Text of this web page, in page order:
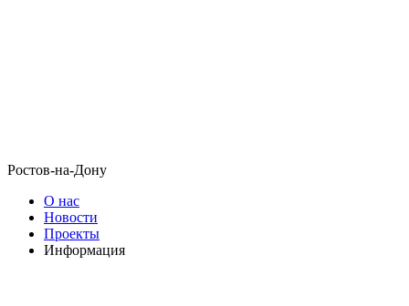
Ростов-на-Дону
О нас
Новости
Проекты
Информация